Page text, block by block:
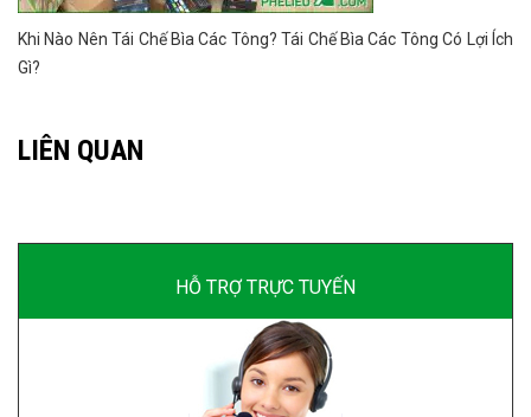
Khi Nào Nên Tái Chế Bìa Các Tông? Tái Chế Bìa Các Tông Có Lợi Ích
Gì?
LIÊN QUAN
HỖ TRỢ TRỰC TUYẾN